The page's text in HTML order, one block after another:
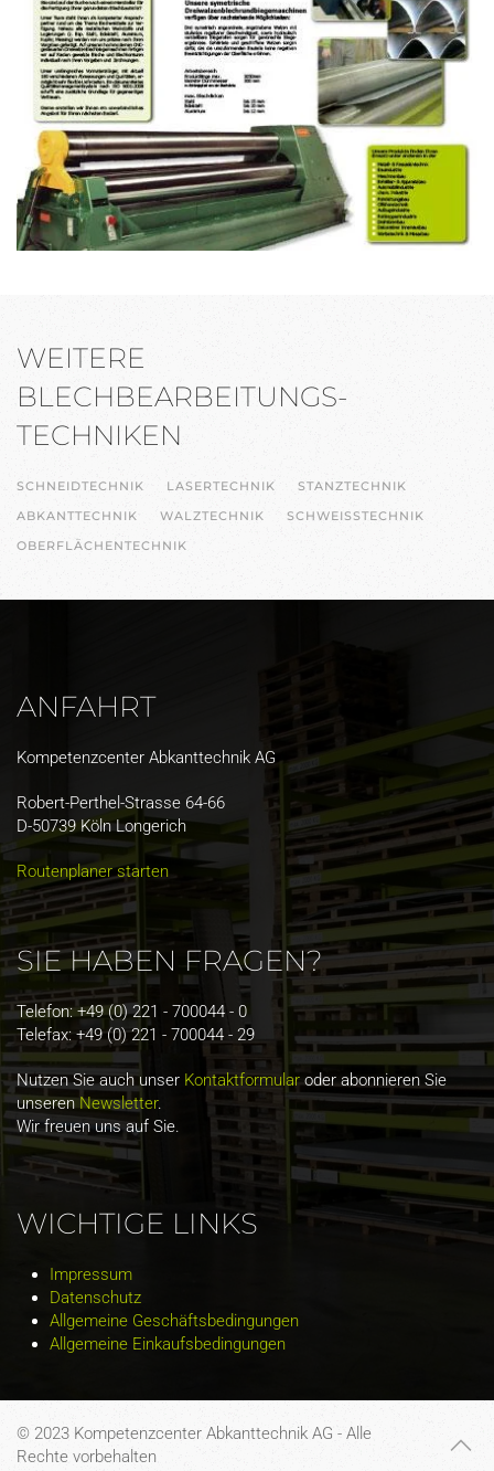
WEITERE
BLECHBEARBEITUNGS-
TECHNIKEN
SCHNEIDTECHNIK LASERTECHNIK
STANZTECHNIK
ABKANTTECHNIK
WALZTECHNIK
SCHWEISSTECHNIK
OBERFLÄCHENTECHNIK
ANFAHRT
Kompetenzcenter Abkanttechnik AG
Robert-Perthel-Strasse 64-66
D-50739 Köln Longerich
Routenplaner starten
SIE HABEN FRAGEN?
Telefon: +49 (0) 221 - 700044 - 0
Telefax: +49 (0) 221 - 700044 - 29
Nutzen Sie auch unser Kontaktformularoder abonnieren Sie
unserenNewsletter.
Wir freuen uns auf Sie.
WICHTIGE LINKS
Impressum
Datenschutz
Allgemeine Geschäftsbedingungen
Allgemeine Einkaufsbedingungen
© 2023 Kompetenzcenter Abkanttechnik AG - Alle
Rechte vorbehalten